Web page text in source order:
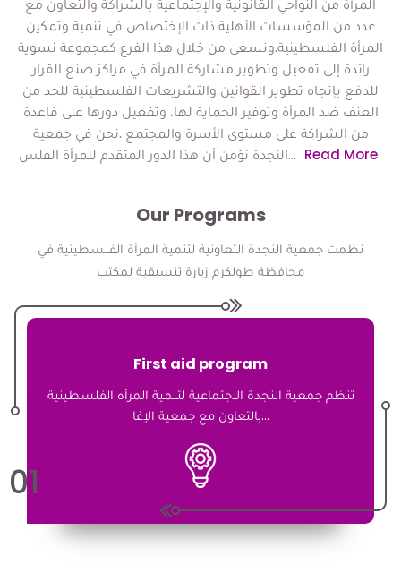
عدد من المؤسسات الأهلية ذات الإختصاص في تنمية وتمكين
المرأة الفلسطينية.ونسعى من خلال هذا الفرع كمجموعة نسوية
رائدة إلى تفعيل وتطوير مشاركة المرأة في مراكز صنع القرار
للدفع بإتجاه تطوير القوانين والتشريعات الفلسطينية للحد من
العنف ضد المرأة وتوفير الحماية لها، وتفعيل دورها على قاعدة
من الشراكة على مستوى الأسرة والمجتمع .نحن في جمعية
النجدة نؤمن أن هذا الدور المتقدم للمرأة الفلس... Read More
Our Programs
نظمت جمعية النجدة التعاونية لتنمية المرأة الفلسطينية في
محافظة طولكرم زيارة تنسيقية لمكتب
First aid program
تنظم جمعية النجدة الاجتماعية لتنمية المرأه الفلسطينية
بالتعاون مع جمعية الإغا...
01